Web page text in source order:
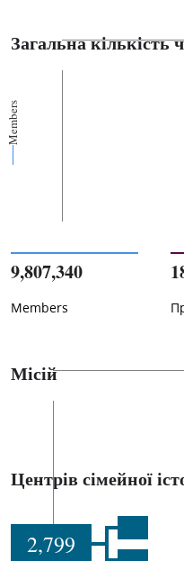
Загальна кількість
Members
9,807,340
Members
Місій
Центрів сімейної
2,799